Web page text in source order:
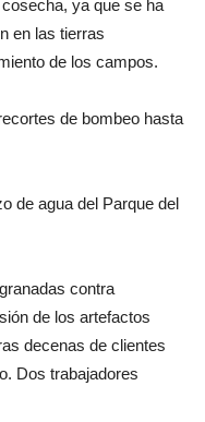
ya que se ha
en las tierras
de los campos.
de bombeo hasta
de agua del Parque del
contra
de los artefactos
decenas de clientes
Dos trabajadores